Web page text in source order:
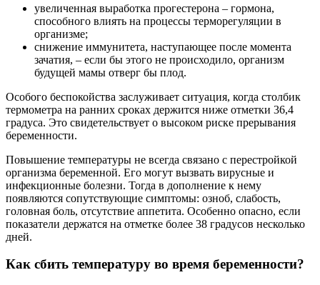
увеличенная выработка прогестерона – гормона,
способного влиять на процессы терморегуляции в
организме;
снижение иммунитета, наступающее после момента
зачатия, – если бы этого не происходило, организм
будущей мамы отверг бы плод.
Особого беспокойства заслуживает ситуация, когда столбик
термометра на ранних сроках держится ниже отметки 36,4
градуса. Это свидетельствует о высоком риске прерывания
беременности.
Повышение температуры не всегда связано с перестройкой
организма беременной. Его могут вызвать вирусные и
инфекционные болезни. Тогда в дополнение к нему
появляются сопутствующие симптомы: озноб, слабость,
головная боль, отсутствие аппетита. Особенно опасно, если
показатели держатся на отметке более 38 градусов несколько
дней.
Как сбить температуру во время беременности?